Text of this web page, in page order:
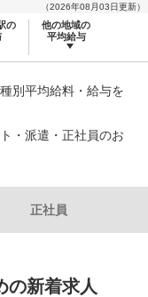
（2026年08月03日更新）
の
他の地域の
平均給与
別平均給料・給与を
・派遣・正社員のお
正社員
の新着求人